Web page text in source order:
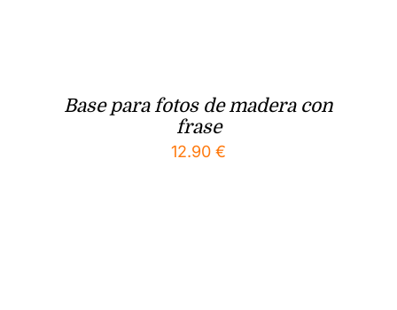
Base para fotos de madera con
frase
12.90 €